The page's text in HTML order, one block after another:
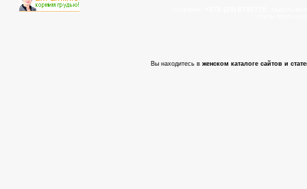
Вы находитесь в женском каталоге сайтов и